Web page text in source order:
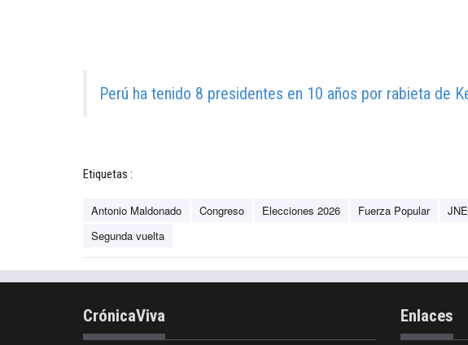
Perú ha tenido 8 presidentes en 10 años por rabieta de
Etiquetas :
Antonio Maldonado Congreso Elecciones 2026 Fuerza Popular JNE
Segunda vuelta
CrónicaViva Enlaces